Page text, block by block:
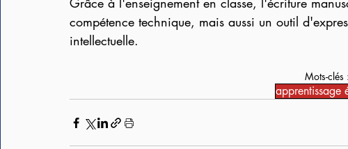
compétence technique, mais aussi un outil
intellectuelle.
Mots-clés :
apprentissage